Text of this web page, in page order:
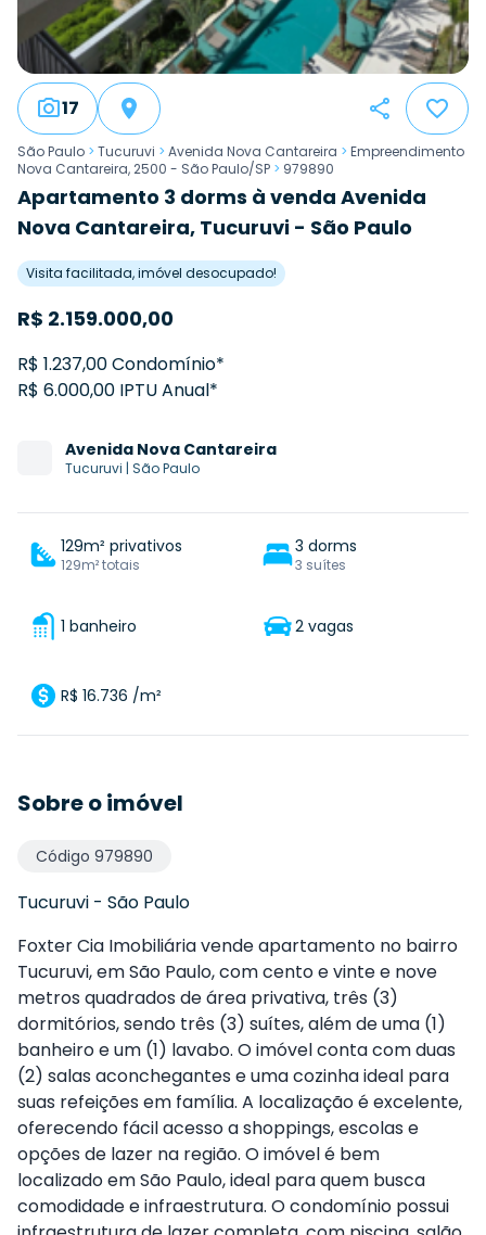
17
São Paulo > Tucuruvi > Avenida Nova Cantareira > Empreendimento
Nova Cantareira, 2500 - São Paulo/SP > 979890
Apartamento 3 dorms à venda Avenida
Nova Cantareira, Tucuruvi - São Paulo
Visita facilitada, imóvel desocupado!
R$ 2.159.000,00
R$ 1.237,00 Condomínio*
R$ 6.000,00 IPTU Anual*
Avenida Nova Cantareira
Tucuruvi | São Paulo
129m² privativos
129m² totais
3 dorms
3 suítes
1 banheiro 2 vagas
R$ 16.736 /m²
Sobre o imóvel
Código 979890
Tucuruvi - São Paulo
Foxter Cia Imobiliária vende apartamento no bairro
Tucuruvi, em São Paulo, com cento e vinte e nove
metros quadrados de área privativa, três (3)
dormitórios, sendo três (3) suítes, além de uma (1)
banheiro e um (1) lavabo. O imóvel conta com duas
(2) salas aconchegantes e uma cozinha ideal para
suas refeições em família. A localização é excelente,
oferecendo fácil acesso a shoppings, escolas e
opções de lazer na região. O imóvel é bem
localizado em São Paulo, ideal para quem busca
comodidade e infraestrutura. O condomínio possui